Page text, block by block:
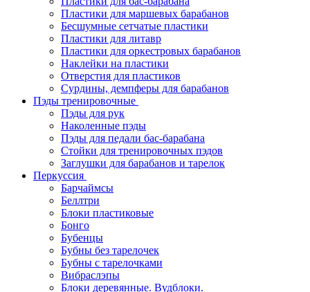
Пластики для маршевых барабанов
Бесшумные сетчатые пластики
Пластики для литавр
Пластики для оркестровых барабанов
Наклейки на пластики
Отверстия для пластиков
Сурдины, демпферы для барабанов
Пэды тренировочные
Пэды для рук
Наколенные пэды
Пэды для педали бас-барабана
Стойки для тренировочных пэдов
Заглушки для барабанов и тарелок
Перкуссия
Барчаймсы
Беллтри
Блоки пластиковые
Бонго
Бубенцы
Бубны без тарелочек
Бубны с тарелочками
Вибраслэпы
Блоки деревянные. Вудблоки.